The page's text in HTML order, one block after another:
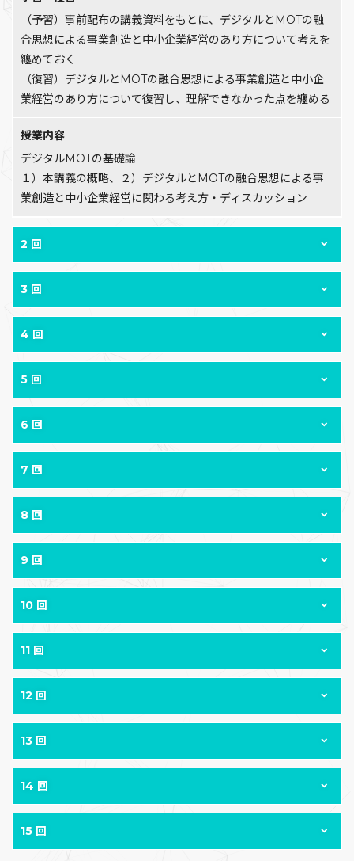
（予習）事前配布の講義資料をもとに、デジタルとMOTの融
合思想による事業創造と中小企業経営のあり方について考えを
纏めておく
（復習）デジタルとMOTの融合思想による事業創造と中小企
業経営のあり方について復習し、理解できなかった点を纏める
授業内容
デジタルMOTの基礎論
１）本講義の概略、２）デジタルとMOTの融合思想による事
業創造と中小企業経営に関わる考え方・ディスカッション
2 回
3 回
4 回
5 回
6 回
7 回
8 回
9 回
10 回
11 回
12 回
13 回
14 回
15 回